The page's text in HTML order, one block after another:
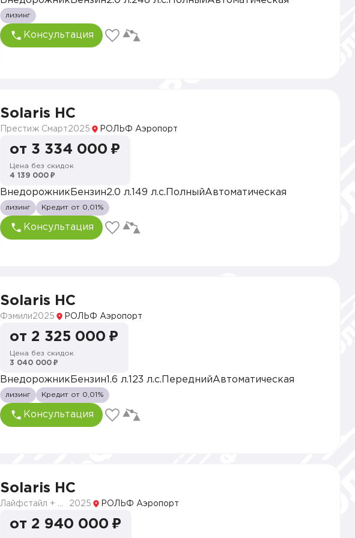
лизинг
Консультация
Solaris HC
Престиж Смарт2025 РОЛЬФ Аэропорт
от 3 334 000 ₽
Цена без скидок
4 139 000 ₽
Внедорожник Бензин2.0 л. 149 л.с. ПолныйАвтоматическая
лизинг Кредит от 0,01%
Консультация
Solaris HC
Фэмили2025 РОЛЬФ Аэропорт
от 2 325 000 ₽
Цена без скидок
3 040 000 ₽
Внедорожник Бензин 1.6 л. 123 л.с. ПереднийАвтоматическая
лизинг Кредит от 0,01%
Консультация
Solaris HC
2025 РОЛЬФ Аэропорт
от 2 940 000 ₽